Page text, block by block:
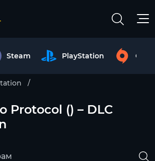
Steam PlayStation
Protocol () – DLC